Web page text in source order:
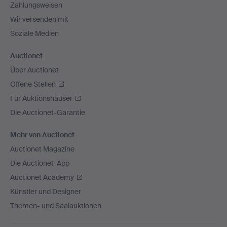
Zahlungsweisen
Wir versenden mit
Soziale Medien
Auctionet
Über Auctionet
Offene Stellen
Für Auktionshäuser
Die Auctionet-Garantie
Mehr von Auctionet
Auctionet Magazine
Die Auctionet-App
Auctionet Academy
Künstler und Designer
Themen- und Saalauktionen